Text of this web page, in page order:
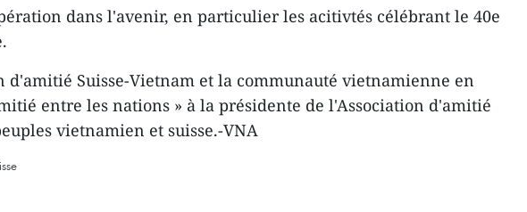
dans l'avenir, en particulier les acitivtés célébrant le 40e
Suisse-Vietnam et la communauté vietnamienne en
entre les nations » à la présidente de l'Association d'amitié
vietnamien et suisse.-VNA